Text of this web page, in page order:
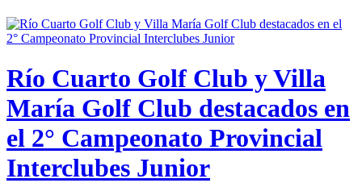
Río Cuarto Golf Club y Villa
María Golf Club destacados en
el 2° Campeonato Provincial
Interclubes Junior